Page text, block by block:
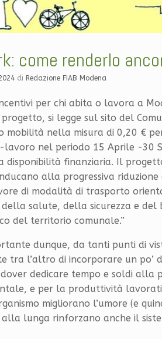
come renderlo
di Redazione FIAB Modena
per chi abita o lavora a
si legge sul sito del
mobilità nella misura di 0,20 €
lavoro nel periodo 15 Aprile -30
disponibilità finanziaria. Il
alla progressiva
di modalità di trasporto
salute, della sicurezza e del
del territorio comunale.”
dunque, da tanti punti di
tra l’altro di incorporare un po’
dedicare tempo e soldi alla
e per la produttività
migliorano l’umore (e
lunga rinforzano anche il